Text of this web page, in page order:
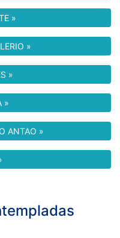
»
»
»
»
ANTAO »